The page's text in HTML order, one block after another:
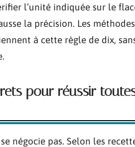
l’unité indiquée sur le
la précision. Les
à cette règle de dix,
pour réussir
négocie pas. Selon les